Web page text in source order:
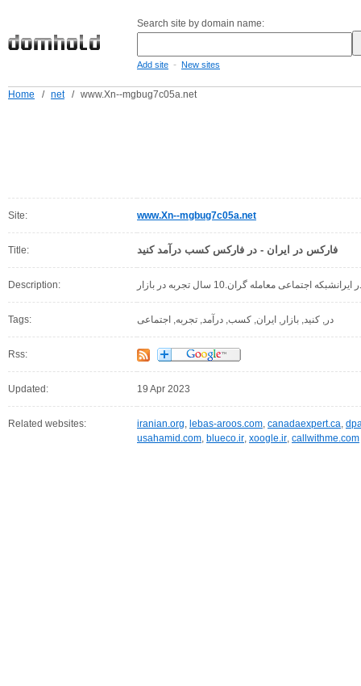
Search site by domain name:
Add site - New sites
Home / net / www.Xn--mgbug7c05a.net
Site: www.Xn--mgbug7c05a.net
Title: فارکس در ایران - در فارکس کسب درآمد کنید
Description: معامله گران.10 سال تجربه در بازار
Tags: در, کنید, بازار, ایران, کسب, درآمد, تجربه, اجتماعی
Rss:
Updated: 19 Apr 2023
Related websites: iranian.org, lebas-aroos.com, canadaexpert.ca,
usahamid.com, blueco.ir, xoogle.ir, callwithme.com